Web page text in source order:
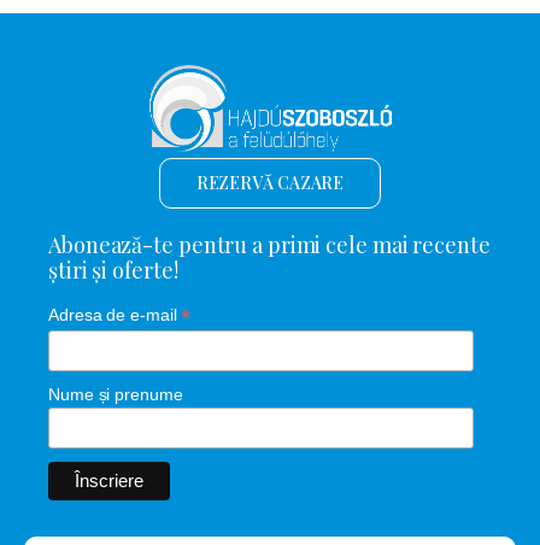
REZERVĂ CAZARE
Abonează-te pentru a primi cele mai recente
știri și oferte!
Adresa de e-mail*
Nume și prenume